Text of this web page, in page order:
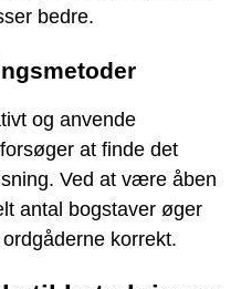
bedre.
og anvende
at finde det
Ved at være åben
antal bogstaver øger
korrekt.